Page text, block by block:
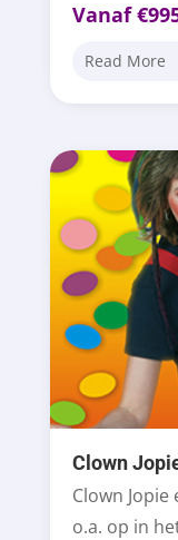
Vanaf
Read More
Clown
Clown
o.a. op in